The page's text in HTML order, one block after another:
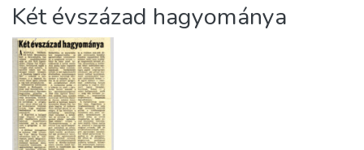
Statistics
About us
Két évszázad hagyománya